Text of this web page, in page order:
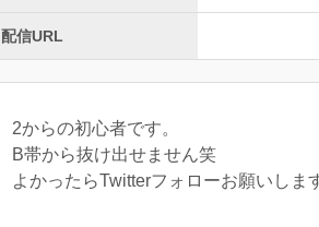
配信URL
2からの初心者です。
B帯から抜け出せません笑
よかったらTwitterフォローお願いしま